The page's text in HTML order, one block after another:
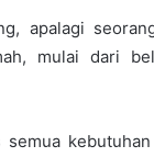
apalagi
mulai dari